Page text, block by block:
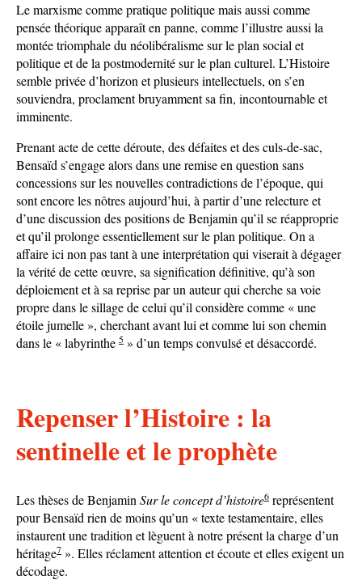
Le marxisme comme pratique politique mais aussi comme
pensée théorique apparaît en panne, comme l’illustre aussi la
montée triomphale du néolibéralisme sur le plan social et
politique et de la postmodernité sur le plan culturel. L’Histoire
semble privée d’horizon et plusieurs intellectuels, on s’en
souviendra, proclament bruyamment sa fin, incontournable et
imminente.
Prenant acte de cette déroute, des défaites et des culs-de-sac,
Bensaïd s’engage alors dans une remise en question sans
concessions sur les nouvelles contradictions de l’époque, qui
sont encore les nôtres aujourd’hui, à partir d’une relecture et
d’une discussion des positions de Benjamin qu’il se réapproprie
et qu’il prolonge essentiellement sur le plan politique. On a
affaire ici non pas tant à une interprétation qui viserait à dégager
la vérité de cette œuvre, sa signification définitive, qu’à son
déploiement et à sa reprise par un auteur qui cherche sa voie
propre dans le sillage de celui qu’il considère comme « une
étoile jumelle », cherchant avant lui et comme lui son chemin
dans le « labyrinthe 5 » d’un temps convulsé et désaccordé.
Repenser l’Histoire : la
sentinelle et le prophète
Les thèses de Benjamin Sur le concept d’histoire6 représentent
pour Bensaïd rien de moins qu’un « texte testamentaire, elles
instaurent une tradition et lèguent à notre présent la charge d’un
héritage7 ». Elles réclament attention et écoute et elles exigent un
décodage.